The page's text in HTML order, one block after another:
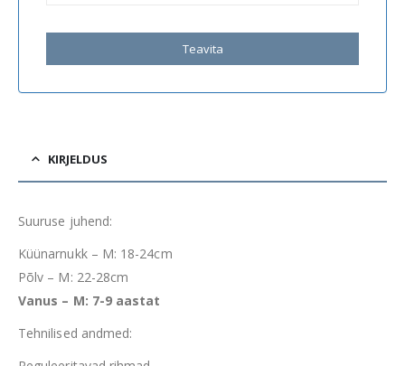
Teavita
KIRJELDUS
Suuruse juhend:
Küünarnukk – M: 18-24cm
Põlv – M: 22-28cm
Vanus – M: 7-9 aastat
Tehnilised andmed: